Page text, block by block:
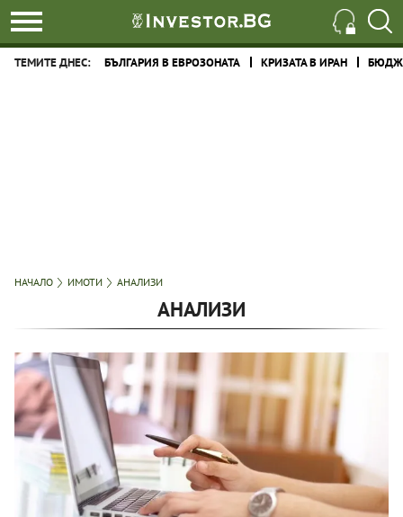
ТЕМИТЕ ДНЕС: БЪЛГАРИЯ В ЕВРОЗОНАТА КРИЗАТА В ИРАН
НАЧАЛО ИМОТИ АНАЛИЗИ
АНАЛИЗИ